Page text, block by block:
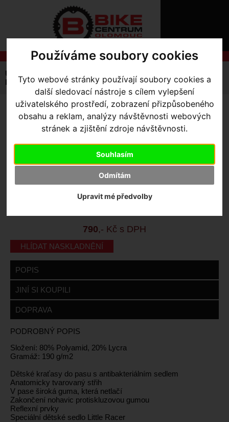
Používáme soubory cookies
Tyto webové stránky používají soubory cookies a
další sledovací nástroje s cílem vylepšení
uživatelského prostředí, zobrazení přizpůsobeného
obsahu a reklam, analýzy návštěvnosti webových
stránek a zjištění zdroje návštěvnosti.
Souhlasím
Odmítám
Upravit mé předvolby
O
NÁSO
NÁKUPU
SLUŽBY
Úvodní strana
Dětské
kraťasy dětské Kalas Kids A-5 X4 vel.110
KRAŤASY DĚTSKÉ KALAS
KIDS A-5 X4 VEL.110
3212-3011
Ne
kontaktujte nás
790,- Kč s DPH
HLÍDAT NASKLADNĚNÍ
POPIS
JINÍ SI KOUPILI
DOPRAVA
PODROBNÝ POPIS
Složení: 80% Polyamid, 20% Lycra
Gramáž: 190 g/m2
Dětské kraťasy do pasu s antibakteriálním sedlem
Anatomicky tvarovaný střih
V pase široká guma, která netlačí
Zakončení nohavic protiskluzovou gumou
Reflexní prvky
Speciální dětské sedlo Little Racer